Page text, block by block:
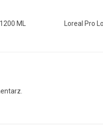
ML
Loreal Pro